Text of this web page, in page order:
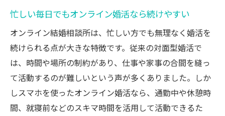
忙しい毎日でもオンライン婚活なら続けやすい
オンライン結婚相談所は、忙しい方でも無理なく婚活を
続けられる点が大きな特徴です。従来の対面型婚活で
は、時間や場所の制約があり、仕事や家事の合間を縫っ
て活動するのが難しいという声が多くありました。しか
しスマホを使ったオンライン婚活なら、通勤中や休憩時
間、就寝前などのスキマ時間を活用して活動できるた